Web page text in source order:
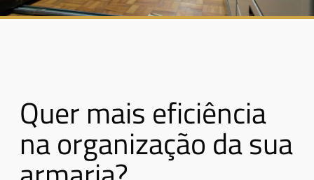
Quer mais eficiência
na organização da sua